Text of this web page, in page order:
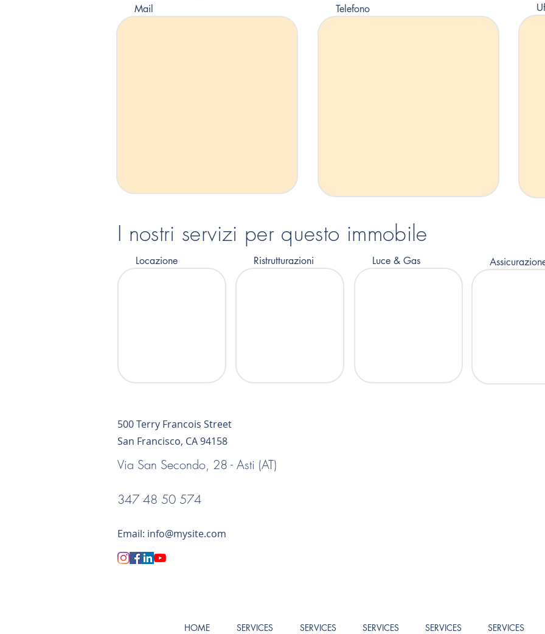
Mail Telefono
I nostri servizi per questo immobile
Locazione Ristrutturazioni Luce & Gas
500 Terry Francois Street
San Francisco, CA 94158
Via San Secondo, 28 - Asti (AT)
347 48 50 574
Email: info@mysite.com
HOME SERVICES SERVICES SERVICES SERVICES SERVICES